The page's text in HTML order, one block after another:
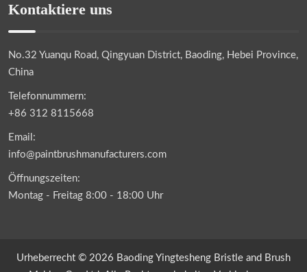
Kontaktiere uns
No.32 Yuanqu Road, Qingyuan District, Baoding, Hebei Province,
China
Telefonnummern:
+86 312 8115668
Email:
info@paintbrushmanufacturers.com
Öffnungszeiten:
Montag - Freitag 8:00 - 18:00 Uhr
Urheberrecht © 2026 Baoding Yingtesheng Bristle and Brush